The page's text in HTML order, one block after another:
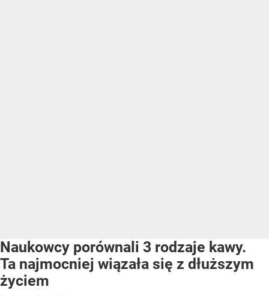
Naukowcy porównali 3 rodzaje kawy.
Ta najmocniej wiązała się z dłuższym
życiem